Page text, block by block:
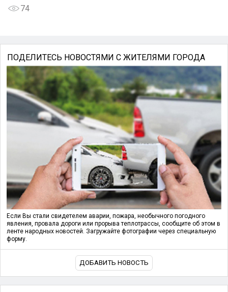
74
ПОДЕЛИТЕСЬ НОВОСТЯМИ С ЖИТЕЛЯМИ ГОРОДА
Если Вы стали свидетелем аварии, пожара, необычного погодного
явления, провала дороги или прорыва теплотрассы, сообщите об этом в
ленте народных новостей. Загружайте фотографии через специальную
форму.
ДОБАВИТЬ НОВОСТЬ